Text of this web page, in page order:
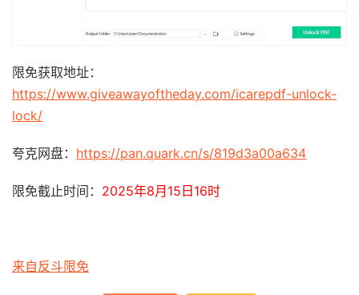
限免获取地址：
https://www.giveawayoftheday.com/icarepdf-unlock-
lock/
夸克网盘： https://pan.quark.cn/s/819d3a00a634
限免截止时间： 2025年8月15日16时
来自反斗限免